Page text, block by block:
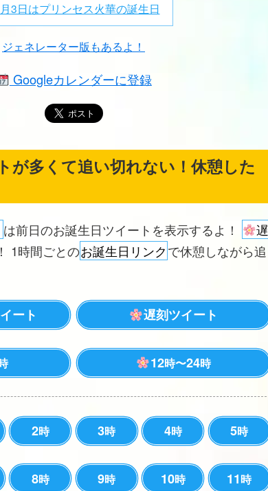
3日はプリンセス火華の誕生日
ジェネレーター版もあるよ！
Googleカレンダーに登録
が多くて追い切れない！休憩した
は前日のお誕生日ツイートを表示するよ！
遅
1時間ごとのお誕生日リンクで休憩しながら追
ート 遅刻ツイート
12時〜24時
2時 3時 4時 5時
8時 9時 10時 11時